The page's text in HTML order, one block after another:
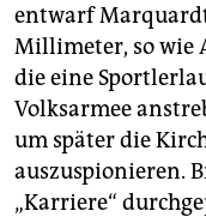
entwarf
Millimeter, so wie
die eine
Volksarmee
um später die
auszuspionieren.
„Karriere“